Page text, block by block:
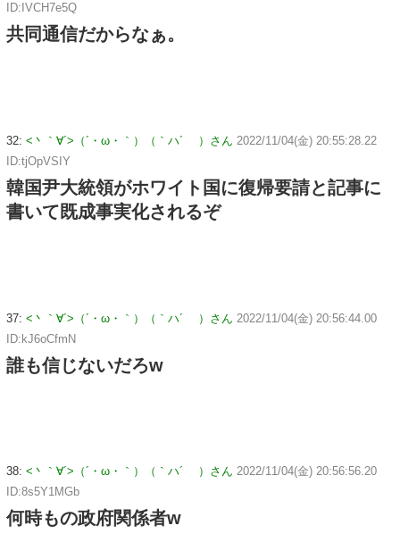
ID:IVCH7e5Q
共同通信だからなぁ。
32: <丶｀∀´>（´・ω・｀）（｀ハ´ ）さん 2022/11/04(金) 20:55:28.22
ID:tjOpVSIY
韓国尹大統領がホワイト国に復帰要請と記事に
書いて既成事実化されるぞ
37: <丶｀∀´>（´・ω・｀）（｀ハ´ ）さん 2022/11/04(金) 20:56:44.00
ID:kJ6oCfmN
誰も信じないだろw
38: <丶｀∀´>（´・ω・｀）（｀ハ´ ）さん 2022/11/04(金) 20:56:56.20
ID:8s5Y1MGb
何時もの政府関係者w